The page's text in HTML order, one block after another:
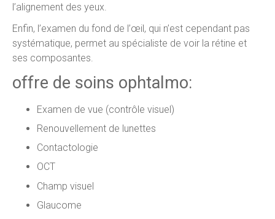
l’alignement des yeux.
Enfin, l’examen du fond de l’œil, qui n’est cependant pas
systématique, permet au spécialiste de voir la rétine et
ses composantes.
offre de soins ophtalmo:
Examen de vue (contrôle visuel)
Renouvellement de lunettes
Contactologie
OCT
Champ visuel
Glaucome